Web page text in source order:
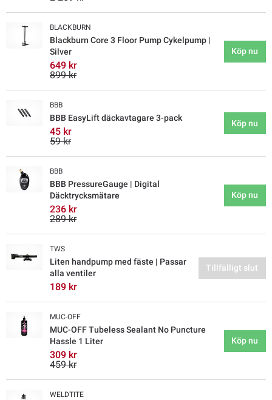
BLACKBURN
Blackburn Core 3 Floor Pump Cykelpump |
Silver
649 kr
899 kr
Köp nu
BBB
BBB EasyLift däckavtagare 3-pack
45 kr
59 kr
Köp nu
BBB
BBB PressureGauge | Digital
Däcktrycksmätare
236 kr
289 kr
Köp nu
TWS
Liten handpump med fäste | Passar
alla ventiler
189 kr
Tillfälligt slut
MUC-OFF
MUC-OFF Tubeless Sealant No Puncture
Hassle 1 Liter
309 kr
459 kr
Köp nu
WELDTITE